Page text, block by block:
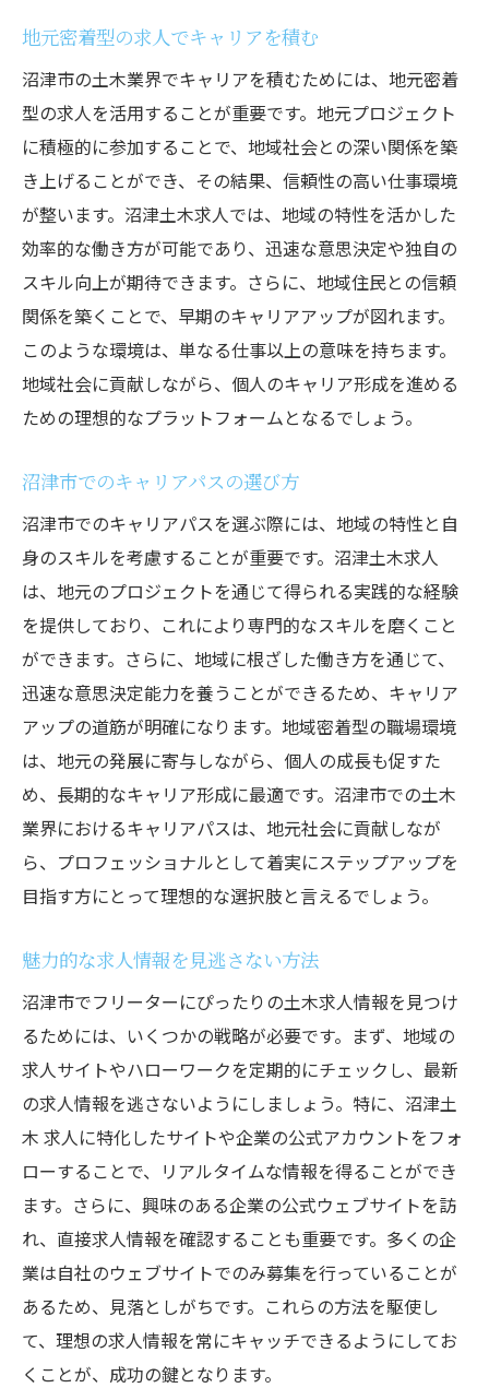
地元密着型の求人でキャリアを積む
沼津市の土木業界でキャリアを積むためには、地元密着
型の求人を活用することが重要です。地元プロジェクト
に積極的に参加することで、地域社会との深い関係を築
き上げることができ、その結果、信頼性の高い仕事環境
が整います。沼津土木求人では、地域の特性を活かした
効率的な働き方が可能であり、迅速な意思決定や独自の
スキル向上が期待できます。さらに、地域住民との信頼
関係を築くことで、早期のキャリアアップが図れます。
このような環境は、単なる仕事以上の意味を持ちます。
地域社会に貢献しながら、個人のキャリア形成を進める
ための理想的なプラットフォームとなるでしょう。
沼津市でのキャリアパスの選び方
沼津市でのキャリアパスを選ぶ際には、地域の特性と自
身のスキルを考慮することが重要です。沼津土木求人
は、地元のプロジェクトを通じて得られる実践的な経験
を提供しており、これにより専門的なスキルを磨くこと
ができます。さらに、地域に根ざした働き方を通じて、
迅速な意思決定能力を養うことができるため、キャリア
アップの道筋が明確になります。地域密着型の職場環境
は、地元の発展に寄与しながら、個人の成長も促すた
め、長期的なキャリア形成に最適です。沼津市での土木
業界におけるキャリアパスは、地元社会に貢献しなが
ら、プロフェッショナルとして着実にステップアップを
目指す方にとって理想的な選択肢と言えるでしょう。
魅力的な求人情報を見逃さない方法
沼津市でフリーターにぴったりの土木求人情報を見つけ
るためには、いくつかの戦略が必要です。まず、地域の
求人サイトやハローワークを定期的にチェックし、最新
の求人情報を逃さないようにしましょう。特に、沼津土
木 求人に特化したサイトや企業の公式アカウントをフォ
ローすることで、リアルタイムな情報を得ることができ
ます。さらに、興味のある企業の公式ウェブサイトを訪
れ、直接求人情報を確認することも重要です。多くの企
業は自社のウェブサイトでのみ募集を行っていることが
あるため、見落としがちです。これらの方法を駆使し
て、理想の求人情報を常にキャッチできるようにしてお
くことが、成功の鍵となります。